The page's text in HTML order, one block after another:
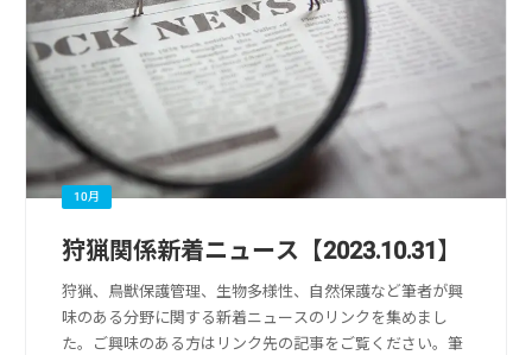
10月
狩猟関係新着ニュース【2023.10.31】
狩猟、鳥獣保護管理、生物多様性、自然保護など筆者が興
味のある分野に関する新着ニュースのリンクを集めまし
た。ご興味のある方はリンク先の記事をご覧ください。筆